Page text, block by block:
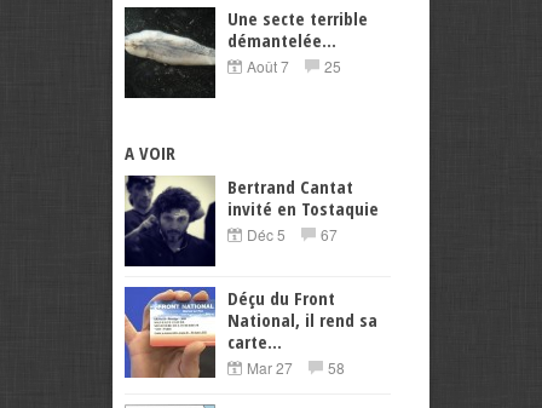
Une secte terrible
démantelée...
Août 7 25
A VOIR
Bertrand Cantat
invité en Tostaquie
Déc 5 67
Déçu du Front
National, il rend sa
carte...
Mar 27 58